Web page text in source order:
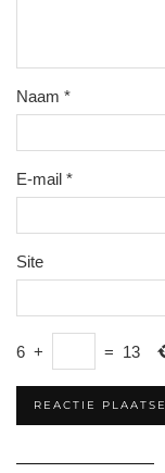
Naam *
E-mail *
Site
6 + = 13